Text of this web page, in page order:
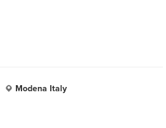
Modena Italy